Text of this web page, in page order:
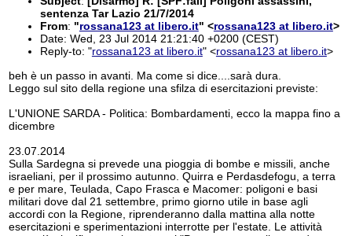
Informativa sulla privacy
Richieste di rimozione
sentenza Tar Lazio 21/7/2014
From: "rossana123 at libero.it" <rossana123 at libero.it>
Date: Wed, 23 Jul 2014 21:21:40 +0200 (CEST)
Reply-to: "rossana123 at libero.it" <rossana123 at libero.it>
beh è un passo in avanti. Ma come si dice....sarà dura.
Leggo sul sito della regione una sfilza di esercitazioni previste:
L'UNIONE SARDA - Politica: Bombardamenti, ecco la mappa fino a
dicembre
23.07.2014
Sulla Sardegna si prevede una pioggia di bombe e missili, anche
israeliani, per il prossimo autunno. Quirra e Perdasdefogu, a terra
e per mare, Teulada, Capo Frasca e Macomer: poligoni e basi
militari dove dal 21 settembre, primo giorno utile in base agli
accordi con la Regione, riprenderanno dalla mattina alla notte
esercitazioni e sperimentazioni interrotte per l'estate. Le attività